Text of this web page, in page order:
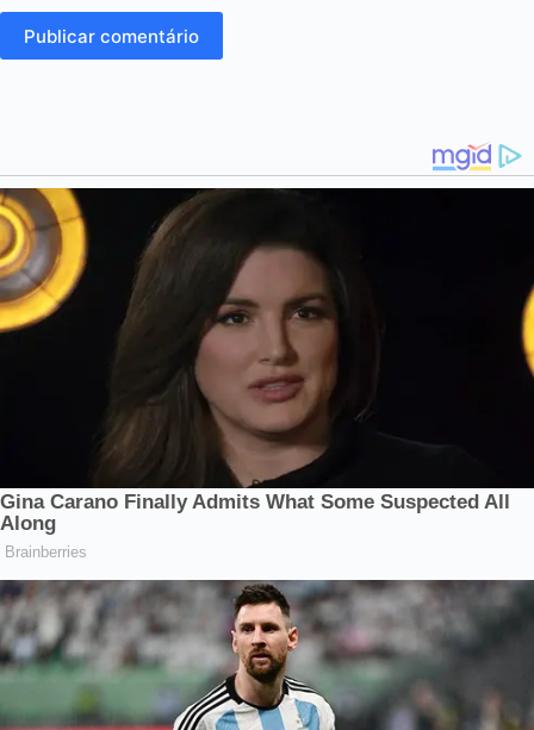
Publicar comentário